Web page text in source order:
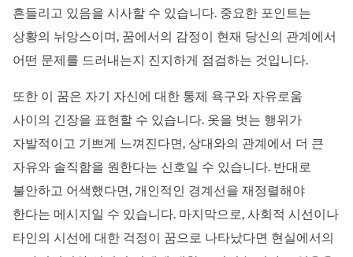
흔들리고 있음을 시사할 수 있습니다. 중요한 포인트는
상황의 뉘앙스이며, 꿈에서의 감정이 현재 당신의 관계에서
어떤 문제를 드러내는지 진지하게 점검하는 것입니다.
또한 이 꿈은 자기 자신에 대한 통제 욕구와 자유로움
사이의 긴장을 표현할 수 있습니다. 옷을 벗는 행위가
자발적이고 기쁘게 느껴진다면, 상대와의 관계에서 더 큰
자유와 솔직함을 원한다는 신호일 수 있습니다. 반대로
불안하고 어색했다면, 개인적인 경계선을 재정렬해야
한다는 메시지일 수 있습니다. 마지막으로, 사회적 시선이나
타인의 시선에 대한 걱정이 꿈으로 나타났다면 현실에서의